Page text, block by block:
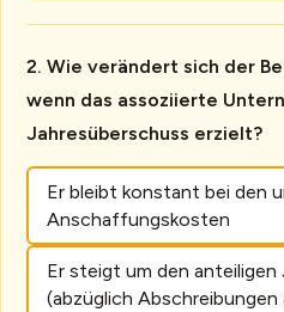
Wie verändert sich der
wenn das assoziierte
Jahresüberschuss erzielt?
Er bleibt konstant bei den
Anschaffungskosten
Er steigt um den anteiligen
(abzüglich